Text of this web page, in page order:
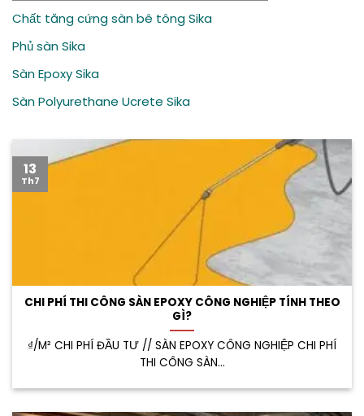
Chất tăng cứng sàn bê tông Sika
Phủ sàn Sika
Sàn Epoxy Sika
Sàn Polyurethane Ucrete Sika
CHI PHÍ THI CÔNG SÀN EPOXY CÔNG NGHIỆP TÍNH THEO
GÌ?
₫/M² CHI PHÍ ĐẦU TƯ // SÀN EPOXY CÔNG NGHIỆP CHI PHÍ
THI CÔNG SÀN...
13
Th7